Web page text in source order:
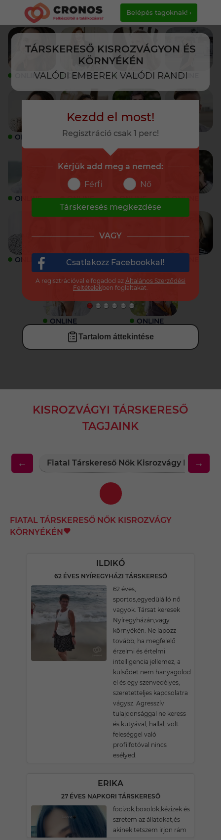
TÁRSKERESŐ KISROZVÁGYON ÉS
KÖRNYÉKÉN
VALÓDI EMBEREK VALÓDI RANDI
Belépés tagoknak! ›
ONLINE ONLINE ONLINE ONLINE
ONLINE ONLINE ONLINE
ONLINE ONLINE ONLINE ONLINE
ONLINE ONLINE ONLINE
ONLINE ONLINE
Tartalom áttekintése
KISROZVÁGYI TÁRSKERESŐ
TAGJAINK
← Fiatal Társkereső Nők Kisrozvágy →
FIATAL TÁRSKERESŐ NŐK KISROZVÁGY
KÖRNYÉKÉN
ILDIKÓ
62 ÉVES NYÍREGYHÁZI TÁRSKERESŐ
62 éves,
sportos,egyedülálló nő
vagyok. Társat keresek
Nyíregyházán,vagy
környékén. Ne lapozz
tovább, ha megfelelő
érzelmi és értelmi
intelligencia jellemez, a
külsődet nem hanyagolod
el és egy szenvedélyes,
szeretetteljes kapcsolatra
vágysz. Agresszív
tulajdonsággal ne keress
és kutyával, hallal, volt
feleséggel való
profilfotóval nincs
esélyed.
ERIKA
27 ÉVES NAPKORI TÁRSKERESŐ
focizok,boxolok,kézizek és
szretem az állatokat,és
akinek tetszem irjon rám
Kezdd el most!
Regisztráció csak 1 perc!
Kérjük add meg a nemed:
Férfi
Nő
Társkeresés megkezdése
VAGY
Csatlakozz Facebookkal!
A regisztrációval elfogadod az Általános Szerződési
Feltételekben foglaltakat.